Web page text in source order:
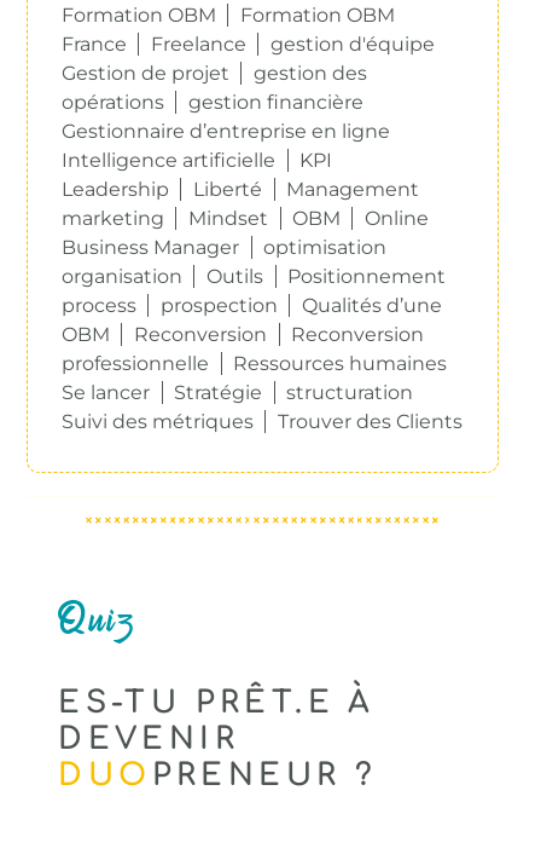
Formation OBM
Formation OBM
France
Freelance
gestion d'équipe
Gestion de projet
gestion des
opérations
gestion financière
Gestionnaire d’entreprise en ligne
Intelligence artificielle
KPI
Leadership
Liberté
Management
marketing
Mindset OBM
Online
Business Manager
optimisation
organisation
Outils
Positionnement
process
prospection
Qualités d’une
OBM
Reconversion
Reconversion
professionnelle
Ressources humaines
Se lancer
Stratégie
structuration
Suivi des métriques
Trouver des Clients
Quiz
ES-TU PRÊT.E À
DEVENIR
DUO PRENEUR ?